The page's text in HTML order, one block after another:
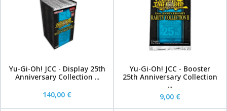
Yu-Gi-Oh! JCC - Display 25th
Anniversary Collection ...
140,00 €
Yu-Gi-Oh! JCC - Booster
25th Anniversary Collection
...
9,00 €